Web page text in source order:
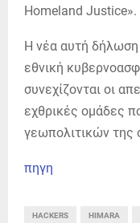
Homeland Justice».
Η νέα αυτή δήλωση
εθνική
συνεχίζονται οι
εχθρικές ομάδες
γεωπολιτικών της
πηγη
HACKERS HIMARA